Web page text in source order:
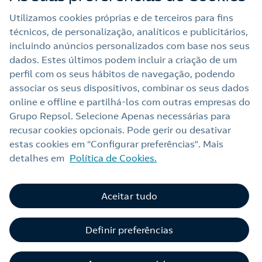
Links Úteis
Nota legal
Política de privacidade
Política de cookies
Termos e Condições My Repsol
Alerta por fraude
Livro de Reclamações Online
Canal de Ética e Conformidade
Utilizamos cookies próprias e de terceiros para fins
técnicos, de personalização, analíticos e publicitários,
incluindo anúncios personalizados com base nos seus
dados. Estes últimos podem incluir a criação de um
perfil com os seus hábitos de navegação, podendo
associar os seus dispositivos, combinar os seus dados
online e offline e partilhá‑los com outras empresas do
Grupo Repsol. Selecione Apenas necessárias para
recusar cookies opcionais. Pode gerir ou desativar
estas cookies em “Configurar preferências”. Mais
detalhes em Política de Cookies.
Definir preferências
Aceitar tudo